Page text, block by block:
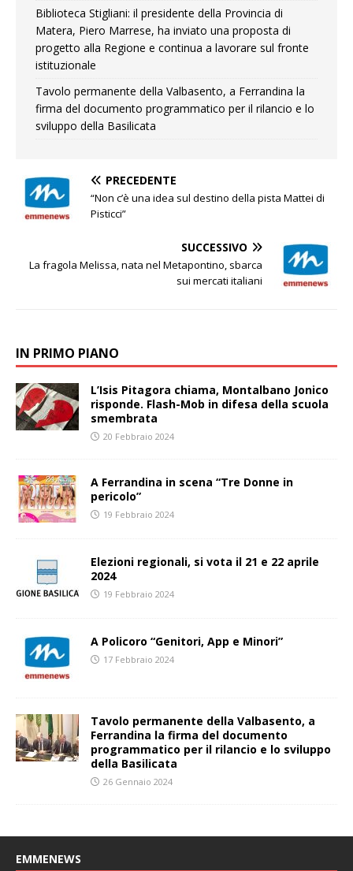
Biblioteca Stigliani: il presidente della Provincia di
Matera, Piero Marrese, ha inviato una proposta di
progetto alla Regione e continua a lavorare sul fronte
istituzionale
Tavolo permanente della Valbasento, a Ferrandina la
firma del documento programmatico per il rilancio e lo
sviluppo della Basilicata
PRECEDENTE
“Non c’è una idea sul destino della pista Mattei di
Pisticci”
SUCCESSIVO
La fragola Melissa, nata nel Metapontino, sbarca
sui mercati italiani
IN PRIMO PIANO
L’Isis Pitagora chiama, Montalbano Jonico
risponde. Flash-Mob in difesa della scuola
smembrata
20 Febbraio 2024
A Ferrandina in scena “Tre Donne in
pericolo”
19 Febbraio 2024
Elezioni regionali, si vota il 21 e 22 aprile
2024
19 Febbraio 2024
A Policoro “Genitori, App e Minori”
17 Febbraio 2024
Tavolo permanente della Valbasento, a
Ferrandina la firma del documento
programmatico per il rilancio e lo sviluppo
della Basilicata
26 Gennaio 2024
EMMENEWS